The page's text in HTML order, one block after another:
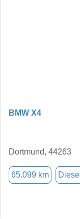
BMW X4
Dortmund, 44263
65.099 km Diesel